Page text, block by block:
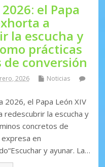
el Papa
a
la escucha y
prácticas
de conversión
2026
Noticias
2026, el Papa León XIV
redescubrir la escucha y
concretos de
en
y ayunar. La…